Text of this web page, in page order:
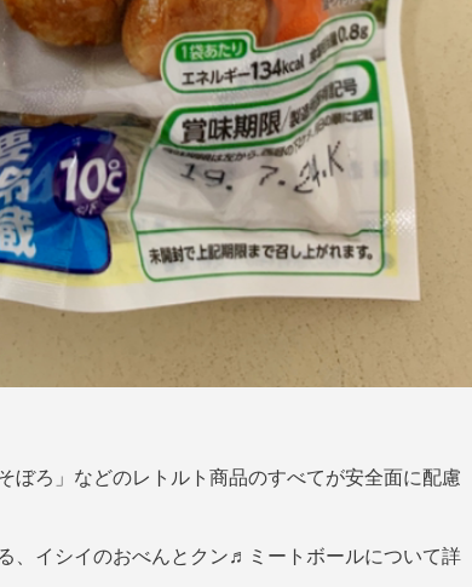
ぼろ」などのレトルト商品のすべてが安全面に配慮
、イシイのおべんとクン♬ミートボールについて詳